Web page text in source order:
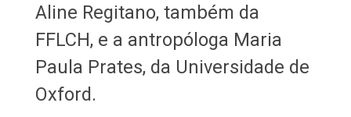
Aline Regitano, também da
FFLCH, e a antropóloga Maria
Paula Prates, da Universidade de
Oxford.